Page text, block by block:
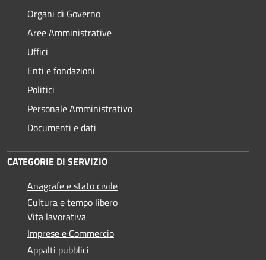
Organi di Governo
Aree Amministrative
Uffici
Enti e fondazioni
Politici
Personale Amministrativo
Documenti e dati
CATEGORIE DI SERVIZIO
Anagrafe e stato civile
Cultura e tempo libero
Vita lavorativa
Imprese e Commercio
Appalti pubblici